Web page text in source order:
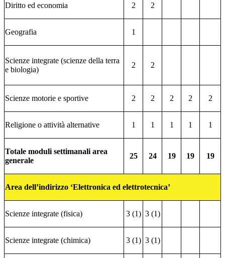
Diritto ed economia 2 2
Geografia 1
Scienze integrate (scienze della terra
e biologia)
2 2
Scienze motorie e sportive 2 2 2 2 2
Religione o attività alternative 1 1 1 1 1
Totale moduli settimanali area
generale
25 24 19 19 19
Area dell’indirizzo ‘Elettronica ed elettrotecnica’
Scienze integrate (fisica) 3 (1) 3 (1)
Scienze integrate (chimica) 3 (1) 3 (1)